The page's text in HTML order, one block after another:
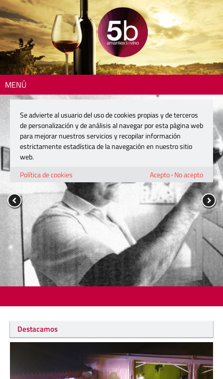
MENÚ
Destacamos
Se advierte al usuario del uso de cookies propias y de terceros
de personalización y de análisis al navegar por esta página web
para mejorar nuestros servicios y recopilar información
estrictamente estadística de la navegación en nuestro sitio
web.
Política de cookies
Acepto· No acepto